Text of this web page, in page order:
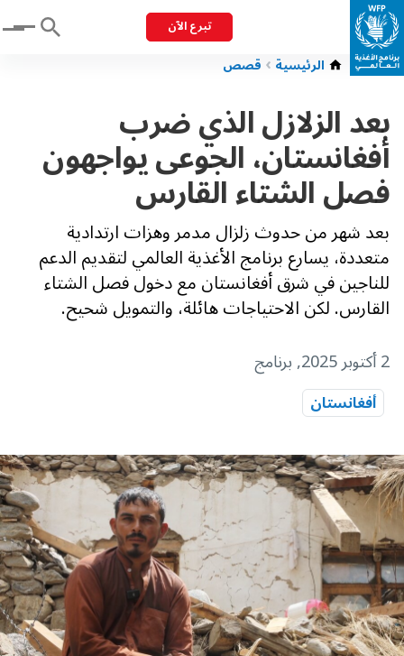
تبرع الآن Menu
الرئيسية قصص
بعد الزلازل الذي ضرب
أفغانستان، الجوعى يواجهون
فصل الشتاء القارس
بعد شهر من حدوث زلزال مدمر وهزات ارتدادية
متعددة، يسارع برنامج الأغذية العالمي لتقديم الدعم
للناجين في شرق أفغانستان مع دخول فصل الشتاء
القارس. لكن الاحتياجات هائلة، والتمويل شحيح.
2 أكتوبر 2025 , برنامج
أفغانستان